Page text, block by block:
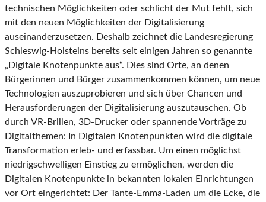
technischen Möglichkeiten oder schlicht der Mut fehlt, sich
mit den neuen Möglichkeiten der Digitalisierung
auseinanderzusetzen. Deshalb zeichnet die Landesregierung
Schleswig-Holsteins bereits seit einigen Jahren so genannte
„Digitale Knotenpunkte aus“. Dies sind Orte, an denen
Bürgerinnen und Bürger zusammenkommen können, um neue
Technologien auszuprobieren und sich über Chancen und
Herausforderungen der Digitalisierung auszutauschen. Ob
durch VR-Brillen, 3D-Drucker oder spannende Vorträge zu
Digitalthemen: In Digitalen Knotenpunkten wird die digitale
Transformation erleb- und erfassbar. Um einen möglichst
niedrigschwelligen Einstieg zu ermöglichen, werden die
Digitalen Knotenpunkte in bekannten lokalen Einrichtungen
vor Ort eingerichtet: Der Tante-Emma-Laden um die Ecke, die